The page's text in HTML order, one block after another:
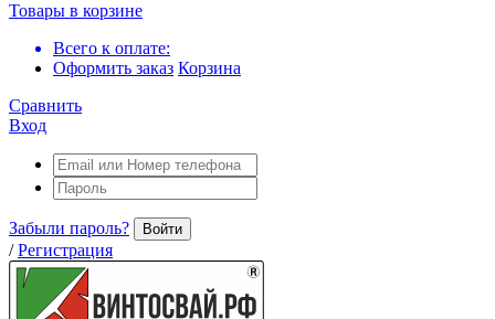
Товары в корзине
Всего к оплате:
Оформить заказ Корзина
Сравнить
Вход
Забыли пароль? Войти
/ Регистрация